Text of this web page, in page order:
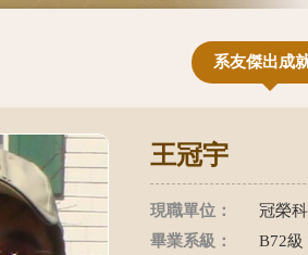
系友傑出成
王冠宇
現職單位：
冠榮
畢業系級：
B72級